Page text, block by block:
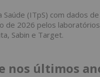
(ITpS) com dados
de 2026 pelos
Sabin e Target.
nos últimos